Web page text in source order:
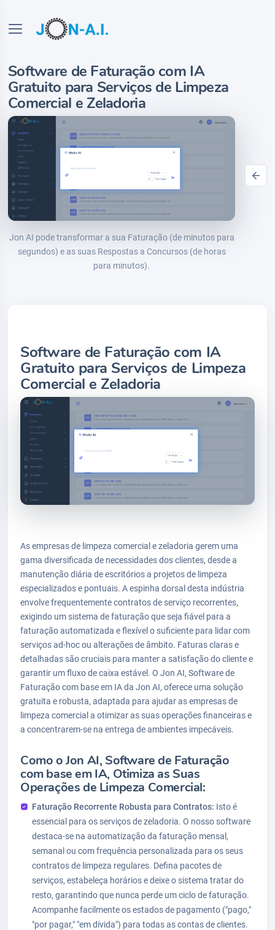
Software de Faturação com IA
Gratuito para Serviços de Limpeza
Comercial e Zeladoria
Jon AI pode transformar a sua Faturação (de minutos para
segundos) e as suas Respostas a Concursos (de horas
para minutos).
Software de Faturação com IA
Gratuito para Serviços de Limpeza
Comercial e Zeladoria
As empresas de limpeza comercial e zeladoria gerem uma
gama diversificada de necessidades dos clientes, desde a
manutenção diária de escritórios a projetos de limpeza
especializados e pontuais. A espinha dorsal desta indústria
envolve frequentemente contratos de serviço recorrentes,
exigindo um sistema de faturação que seja fiável para a
faturação automatizada e flexível o suficiente para lidar com
serviços ad-hoc ou alterações de âmbito. Faturas claras e
detalhadas são cruciais para manter a satisfação do cliente e
garantir um fluxo de caixa estável. O Jon AI, Software de
Faturação com base em IA da Jon AI, oferece uma solução
gratuita e robusta, adaptada para ajudar as empresas de
limpeza comercial a otimizar as suas operações financeiras e
a concentrarem-se na entrega de ambientes impecáveis.
Como o Jon AI, Software de Faturação
com base em IA, Otimiza as Suas
Operações de Limpeza Comercial:
Faturação Recorrente Robusta para Contratos: Isto é
essencial para os serviços de zeladoria. O nosso software
destaca-se na automatização da faturação mensal,
semanal ou com frequência personalizada para os seus
contratos de limpeza regulares. Defina pacotes de
serviços, estabeleça horários e deixe o sistema tratar do
resto, garantindo que nunca perde um ciclo de faturação.
Acompanhe facilmente os estados de pagamento ("pago,"
"por pagar," "em dívida") para todas as contas de clientes.